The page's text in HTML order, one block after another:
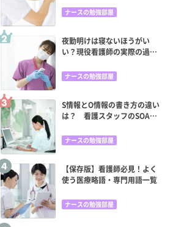
ナースの勉強部屋
夜勤明けは寝ないほうがい
い？現役看護師の実際の過ご
ナースの勉強部屋
S情報とO情報の書き方の違い
は？ 看護スタッフのSOAP
ナースの勉強部屋
【保存版】看護師必見！よく
使う医療略語・専門用語一覧
ナースの勉強部屋